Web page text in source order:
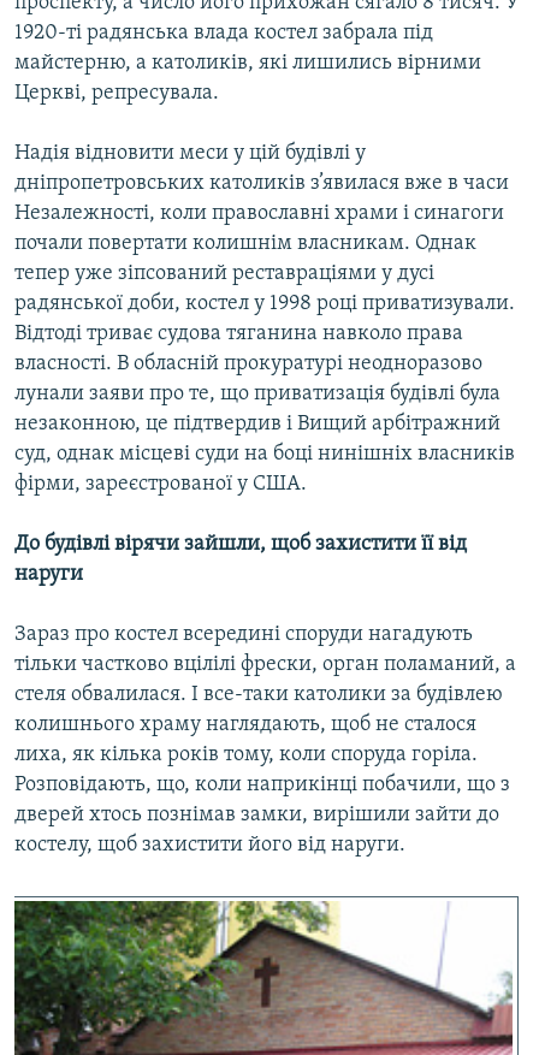
1920-ті радянська влада костел забрала під
майстерню, а католиків, які лишились вірними
Церкві, репресувала.
Надія відновити меси у цій будівлі у
дніпропетровських католиків з’явилася вже в часи
Незалежності, коли православні храми і синагоги
почали повертати колишнім власникам. Однак
тепер уже зіпсований реставраціями у дусі
радянської доби, костел у 1998 році приватизували.
Відтоді триває судова тяганина навколо права
власності. В обласній прокуратурі неодноразово
лунали заяви про те, що приватизація будівлі була
незаконною, це підтвердив і Вищий арбітражний
суд, однак місцеві суди на боці нинішніх власників
фірми, зареєстрованої у США.
До будівлі вірячи зайшли, щоб захистити її від
наруги
Зараз про костел всередині споруди нагадують
тільки частково вцілілі фрески, орган поламаний, а
стеля обвалилася. І все-таки католики за будівлею
колишнього храму наглядають, щоб не сталося
лиха, як кілька років тому, коли споруда горіла.
Розповідають, що, коли наприкінці побачили, що з
дверей хтось познімав замки, вирішили зайти до
костелу, щоб захистити його від наруги.